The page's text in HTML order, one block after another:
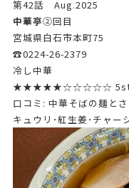
第42話 Aug.2025
中華亭➁回目
宮城県白石市本町75
☎0224-26-2379
冷し中華
★★★★★☆☆☆☆☆
口コミ: 中華そばの麺と
キュウリ･紅生姜･チャー